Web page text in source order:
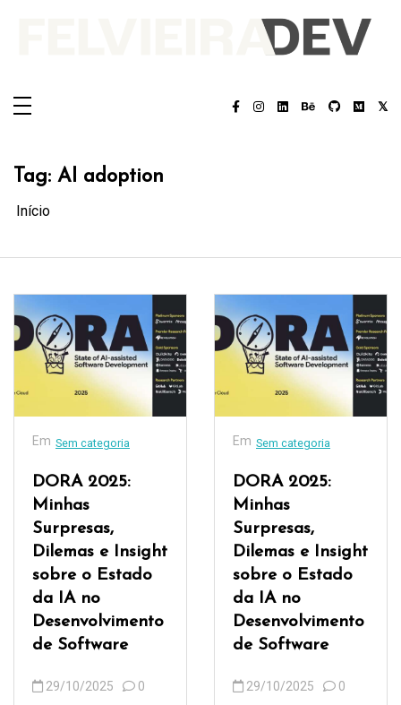
Felvieira.dev
Tag: AI adoption
Início
Em Sem categoria
DORA 2025:
Minhas
Surpresas,
Dilemas e Insight
sobre o Estado
da IA no
Desenvolvimento
de Software
29/10/2025 0
Em Sem categoria
DORA 2025:
Minhas
Surpresas,
Dilemas e Insight
sobre o Estado
da IA no
Desenvolvimento
de Software
29/10/2025 0